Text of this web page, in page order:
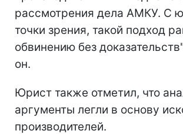
рассмотрения дела АМКУ. С
точки зрения, такой подход
обвинению без
он.
Юрист также отметил, что
аргументы легли в основу
производителей.